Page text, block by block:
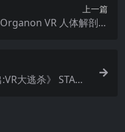
上一篇
VR 人体解剖学
大逃杀》 STAND